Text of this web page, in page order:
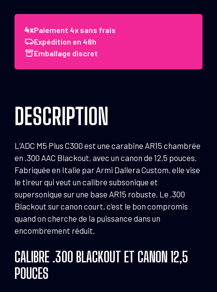
Carabine
ADC
M5
PLUS
Paiement 4x sans frais
Expédition en 48h
Emballage discret
DESCRIPTION
L’ADC M5 Plus C300 est une carabine AR15 chambrée
en .300 AAC Blackout, avec un canon de 12,5 pouces.
Fabriquée en Italie par Armi Dallera Custom, elle vise
le tireur qui veut un calibre subsonique et
supersonique sur une base AR15 robuste. Le .300
Blackout sur canon court, c’est le bon compromis
quand on cherche de la puissance dans un
encombrement réduit.
CALIBRE .300 BLACKOUT ET CANON 12,5
POUCES